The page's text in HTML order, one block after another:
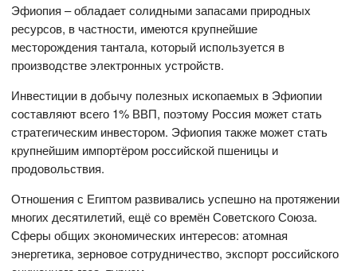
Эфиопия – обладает солидными запасами природных
ресурсов, в частности, имеются крупнейшие
месторождения тантала, который используется в
производстве электронных устройств.
Инвестиции в добычу полезных ископаемых в Эфиопии
составляют всего 1% ВВП, поэтому Россия может стать
стратегическим инвестором. Эфиопия также может стать
крупнейшим импортёром российской пшеницы и
продовольствия.
Отношения с Египтом развивались успешно на протяжении
многих десятилетий, ещё со времён Советского Союза.
Сферы общих экономических интересов: атомная
энергетика, зерновое сотрудничество, экспорт российского